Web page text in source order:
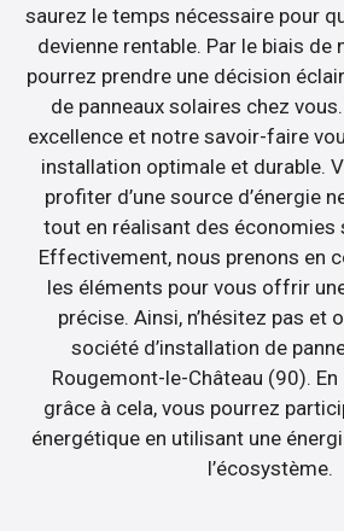
saurez le temps nécessaire pour
devienne rentable. Par le biais de
pourrez prendre une décision
de panneaux solaires chez
excellence et notre savoir-faire
installation optimale et durable.
profiter d’une source d’énergie
tout en réalisant des économies
Effectivement, nous prenons en
les éléments pour vous offrir
précise. Ainsi, n’hésitez pas et
société d’installation de
Rougemont-le-Château (90). En
grâce à cela, vous pourrez
énergétique en utilisant une
l’écosystème.